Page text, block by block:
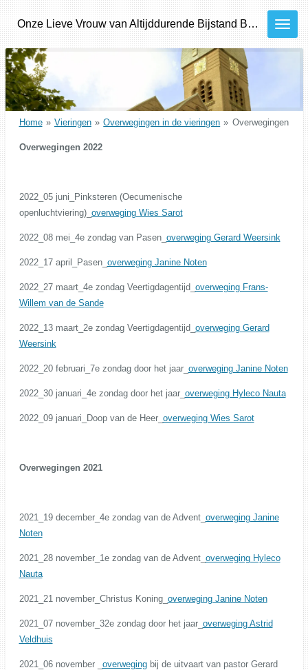
Ga
direct
naar
de
hoofdinhoud
OnzeLieveVrouw van Altijddurende BijstandBilthoven - Den Dolder - Bosch en Duin
Home » Vieringen » Overwegingen in de vieringen » Overwegingen
Overwegingen 2022
2022_05 juni_Pinksteren (Oecumenische
openluchtviering)_ overweging Wies Sarot
2022_08 mei_4e zondag van Pasen_ overweging Gerard Weersink
2022_17 april_Pasen_ overweging Janine Noten
2022_27 maart_4e zondag Veertigdagentijd_ overweging Frans-
Willem van de Sande
2022_13 maart_2e zondag Veertigdagentijd_ overweging Gerard
Weersink
2022_20 februari_7e zondag door het jaar_ overweging Janine Noten
2022_30 januari_4e zondag door het jaar_ overweging Hyleco Nauta
2022_09 januari_Doop van de Heer_ overweging Wies Sarot
Overwegingen 2021
2021_19 december_4e zondag van de Advent_ overweging Janine
Noten
2021_28 november_1e zondag van de Advent_ overweging Hyleco
Nauta
2021_21 november_Christus Koning_ overweging Janine Noten
2021_07 november_32e zondag door het jaar_ overweging Astrid
Veldhuis
2021_06 november _ overwegingbij de uitvaart van pastor Gerard